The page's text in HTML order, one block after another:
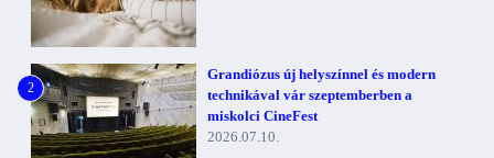
2
Grandiózus új helyszínnel és modern
technikával vár szeptemberben a
miskolci CineFest
2026.07.10.